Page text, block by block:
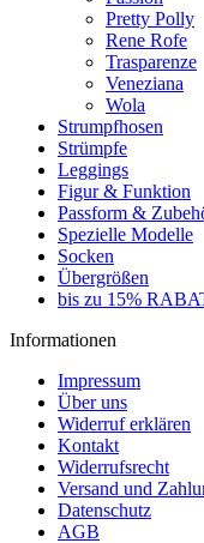
Pretty Polly
Rene Rofe
Trasparenze
Veneziana
Wola
Strumpfhosen
Strümpfe
Leggings
Figur & Funktion
Passform &
Spezielle Modelle
Socken
Übergrößen
bis zu 15%
Informationen
Impressum
Über uns
Widerruf erklären
Kontakt
Widerrufsrecht
Versand und
Datenschutz
AGB